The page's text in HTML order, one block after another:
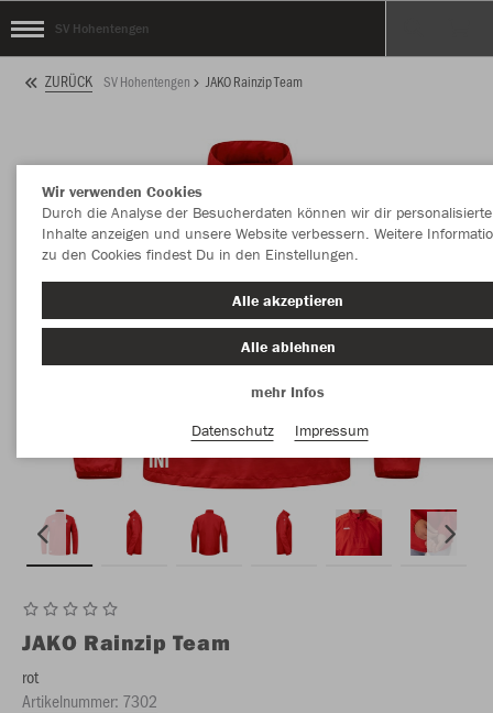
SV Hohentengen
ZURÜCK SV Hohentengen JAKO Rainzip Team
JAKO Rainzip Team
rot
Artikelnummer: 7302
Wir verwenden Cookies
Durch die Analyse der Besucherdaten können wir dir personalisierte
Inhalte anzeigen und unsere Website verbessern. Weitere
zu den Cookies findest Du in den Einstellungen.
Alle akzeptieren
Alle ablehnen
mehr Infos
Datenschutz
Impressum